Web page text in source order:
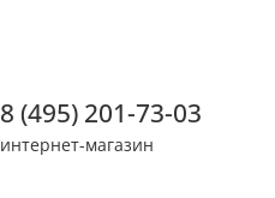
8 (495) 201-73-03
интернет-магазин